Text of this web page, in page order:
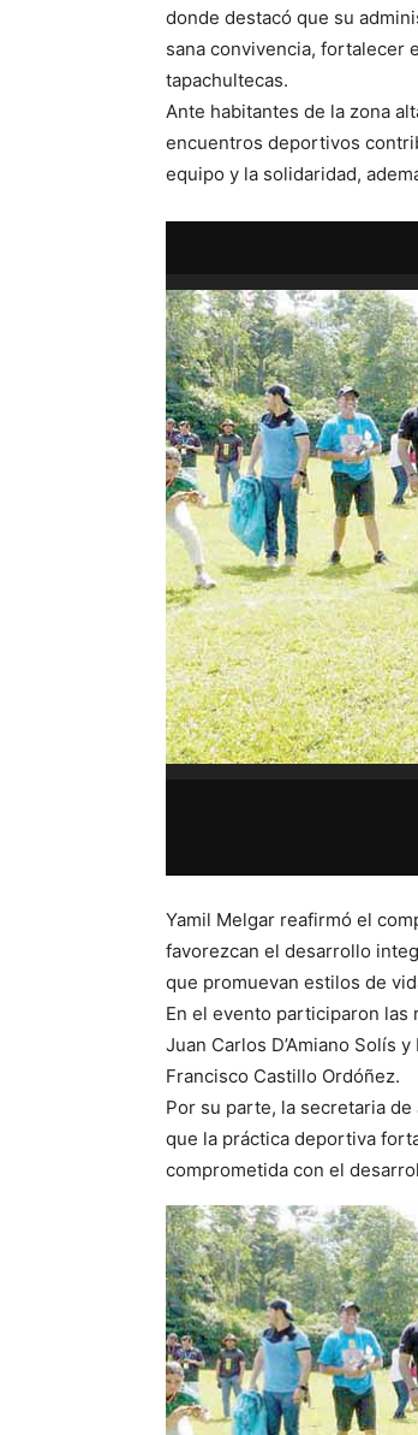
donde destacó que su
sana convivencia, fortalecer
tapachultecas.
Ante habitantes de la zona
encuentros deportivos
equipo y la solidaridad,
Yamil Melgar reafirmó el
favorezcan el desarrollo
que promuevan estilos de
En el evento participaron las
Juan Carlos D’Amiano Solís
Francisco Castillo Ordóñez.
Por su parte, la secretaria
que la práctica deportiva
comprometida con el